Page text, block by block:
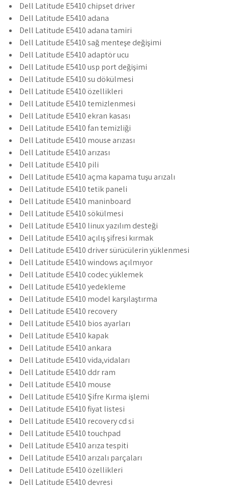
Dell Latitude E5410 chipset driver
Dell Latitude E5410 adana
Dell Latitude E5410 adana tamiri
Dell Latitude E5410 sağ menteşe değişimi
Dell Latitude E5410 adaptör ucu
Dell Latitude E5410 usp port değişimi
Dell Latitude E5410 su dökülmesi
Dell Latitude E5410 özellikleri
Dell Latitude E5410 temizlenmesi
Dell Latitude E5410 ekran kasası
Dell Latitude E5410 fan temizliği
Dell Latitude E5410 mouse arızası
Dell Latitude E5410 arızası
Dell Latitude E5410 pili
Dell Latitude E5410 açma kapama tuşu arızalı
Dell Latitude E5410 tetik paneli
Dell Latitude E5410 maninboard
Dell Latitude E5410 sökülmesi
Dell Latitude E5410 linux yazılım desteği
Dell Latitude E5410 açılış şifresi kırmak
Dell Latitude E5410 driver sürücülerin yüklenmesi
Dell Latitude E5410 windows açılmıyor
Dell Latitude E5410 codec yüklemek
Dell Latitude E5410 yedekleme
Dell Latitude E5410 model karşılaştırma
Dell Latitude E5410 recovery
Dell Latitude E5410 bios ayarları
Dell Latitude E5410 kapak
Dell Latitude E5410 ankara
Dell Latitude E5410 vida,vidaları
Dell Latitude E5410 ddr ram
Dell Latitude E5410 mouse
Dell Latitude E5410 Şifre Kırma işlemi
Dell Latitude E5410 fiyat listesi
Dell Latitude E5410 recovery cd si
Dell Latitude E5410 touchpad
Dell Latitude E5410 arıza tespiti
Dell Latitude E5410 arızalı parçaları
Dell Latitude E5410 özellikleri
Dell Latitude E5410 devresi